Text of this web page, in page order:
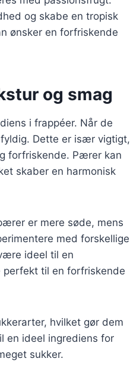
og skabe en tropisk
ønsker en forfriskende
og smag
i frappéer. Når de
Dette er især vigtigt,
forfriskende. Pærer kan
skaber en harmonisk
er mere søde, mens
med forskellige
ideel til en
til en forfriskende
hvilket gør dem
en ideel ingrediens for
sukker.